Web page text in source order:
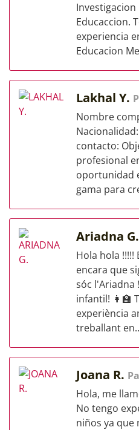
Educaccion.
experiencia
Educacion
Lakhal Y.
Nombre
contacto:
profesional
oportunidad
gama para
Ariadna G.
Hola hola
encara que
sóc l'Ariadna
infantil! 👩🏫
experiència
treballant
Joana R.
Hola, me
No tengo
niños ya que